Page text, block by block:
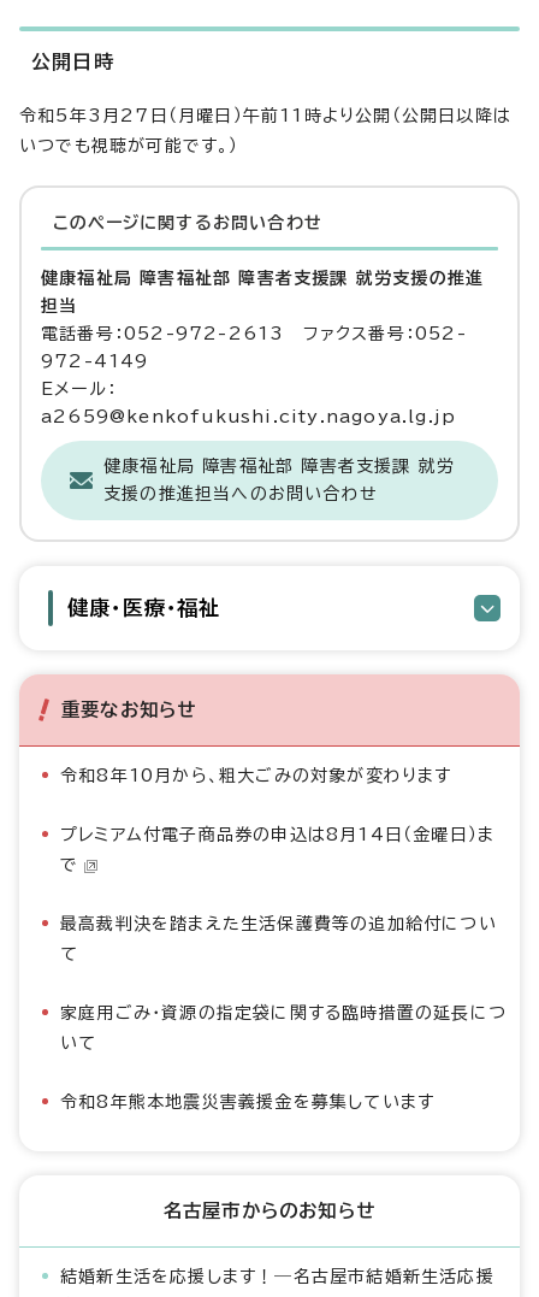
公開日時
令和5年3月27日（月曜日）午前11時より公開（公開日以降は
いつでも視聴が可能です。）
このページに関する お問い合わせ
健康福祉局 障害福祉部 障害者支援課 就労支援の推進
担当
電話番号：052-972-2613 ファクス番号：052-
972-4149
Eメール：
a2659@kenkofukushi.city.nagoya.lg.jp
健康福祉局 障害福祉部 障害者支援課 就労
支援の推進担当へのお問い合わせ
健康・医療・福祉
重要なお知らせ
令和8年10月から、粗大ごみの対象が変わります
プレミアム付電子商品券の申込は8月14日（金曜日）ま
で
最高裁判決を踏まえた生活保護費等の追加給付につい
て
家庭用ごみ・資源の指定袋に関する臨時措置の延長につ
いて
令和8年熊本地震災害義援金を募集しています
名古屋市からのお知らせ
結婚新生活を応援します！―名古屋市結婚新生活応援